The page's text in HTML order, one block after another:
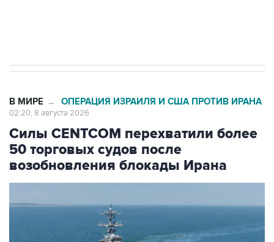
В МИРЕ → ОПЕРАЦИЯ ИЗРАИЛЯ И США ПРОТИВ ИРАНА
02:20, 8 августа 2026
Силы CENTCOM перехватили более
50 торговых судов после
возобновления блокады Ирана